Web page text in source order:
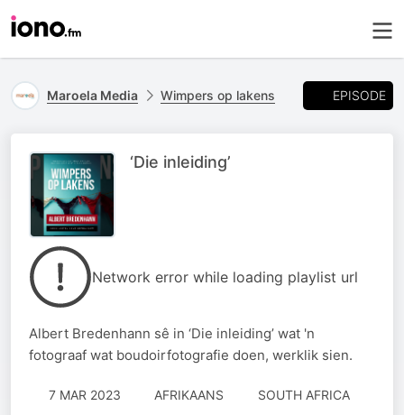
Maroela Media Wimpers op lakens EPISODE
‘Die inleiding’
Network error while loading playlist url
Albert Bredenhann sê in ‘Die inleiding’ wat 'n
fotograaf wat boudoirfotografie doen, werklik sien.
7 MAR 2023 AFRIKAANS
SOUTH AFRICA